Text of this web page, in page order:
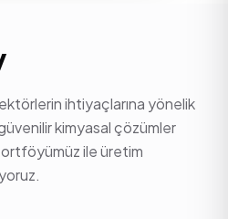
ihtiyaçlarına yönelik
kimyasal çözümler
ile üretim